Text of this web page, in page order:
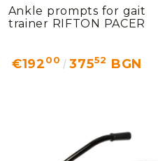
Ankle prompts for gait
trainer RIFTON PACER
€19200 37552 BGN